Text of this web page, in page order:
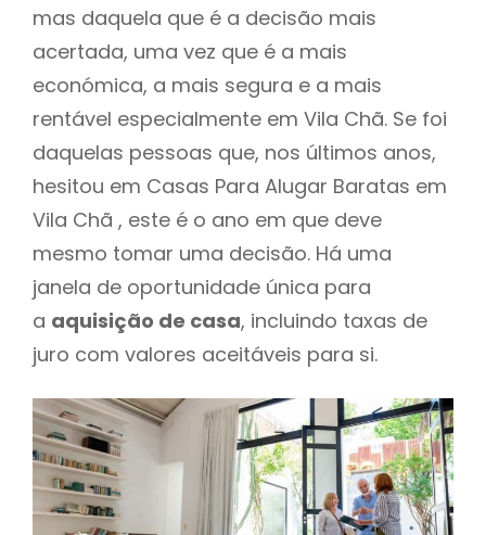
mas daquela que é a decisão mais
acertada, uma vez que é a mais
económica, a mais segura e a mais
rentável especialmente em Vila Chã. Se foi
daquelas pessoas que, nos últimos anos,
hesitou em Casas Para Alugar Baratas em
Vila Chã , este é o ano em que deve
mesmo tomar uma decisão. Há uma
janela de oportunidade única para
a aquisição de casa, incluindo taxas de
juro com valores aceitáveis para si.